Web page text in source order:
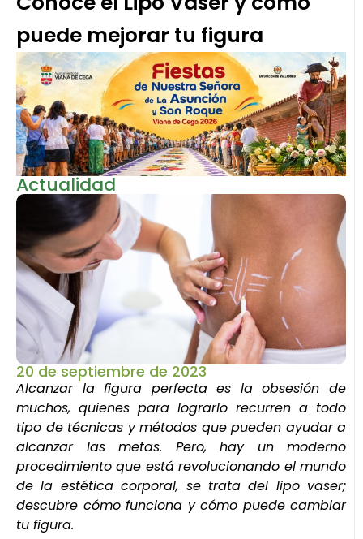
puede mejorar tu figura
Actualidad
20 de septiembre de 2023
Alcanzar la figura perfecta es la obsesión de
muchos, quienes para lograrlo recurren a todo
tipo de técnicas y métodos que pueden ayudar a
alcanzar las metas. Pero, hay un moderno
procedimiento que está revolucionando el mundo
de la estética corporal, se trata del lipo vaser;
descubre cómo funciona y cómo puede cambiar
tu figura.